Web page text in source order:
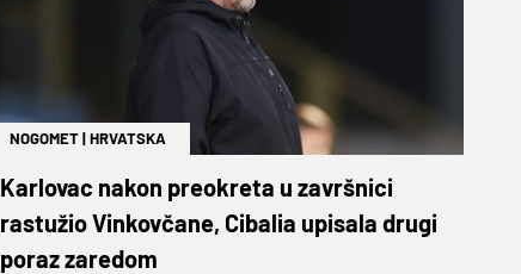
NOGOMET|HRVATSKA
Karlovac nakon preokreta u završnici
rastužio Vinkovčane, Cibalia upisala drugi
poraz zaredom